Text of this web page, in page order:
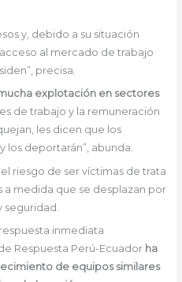
y, debido a su situación
al mercado de trabajo
precisa.
explotación en sectores
de trabajo y la remuneración
les dicen que los
los deportarán”, abunda.
riesgo de ser víctimas de trata
a medida que se desplazan por
seguridad.
inmediata
Respuesta Perú-Ecuador ha
de equipos similares